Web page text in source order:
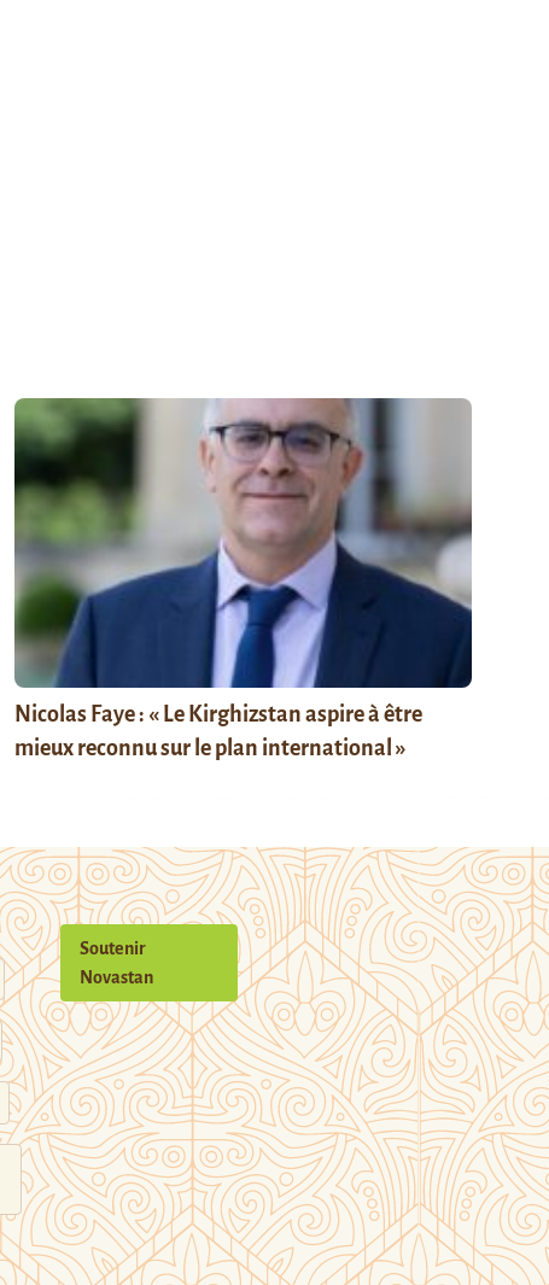
Nicolas Faye : « Le Kirghizstan aspire à être
mieux reconnu sur le plan international »
Soutenir
Novastan